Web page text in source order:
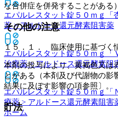
エパルレスタット錠５０ｍｇ「
薬 > アルドース還元酵素阻害薬
エパルレスタット錠５０ｍｇ「
治療薬 > アルドース還元酵素阻
エパルレスタット錠５０ｍｇ「
療薬 > アルドース還元酵素阻害
ホーム
な合併症を併発することがある
その他の注意
１５．１． 臨床使用に基づく
本剤の投与により、黄褐色又は
とがある（本剤及び代謝物の影
結果に及ぼす影響の項参照〕。
貯法